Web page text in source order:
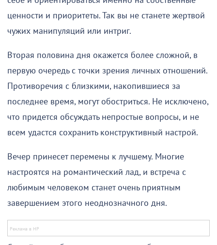
ценности и приоритеты. Так вы не станете жертвой
чужих манипуляций или интриг.
Вторая половина дня окажется более сложной, в
первую очередь с точки зрения личных отношений.
Противоречия с близкими, накопившиеся за
последнее время, могут обостриться. Не исключено,
что придется обсуждать непростые вопросы, и не
всем удастся сохранить конструктивный настрой.
Вечер принесет перемены к лучшему. Многие
настроятся на романтический лад, и встреча с
любимым человеком станет очень приятным
завершением этого неоднозначного дня.